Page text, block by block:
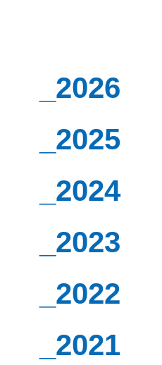
_2026
_2025
_2024
_2023
_2022
_2021